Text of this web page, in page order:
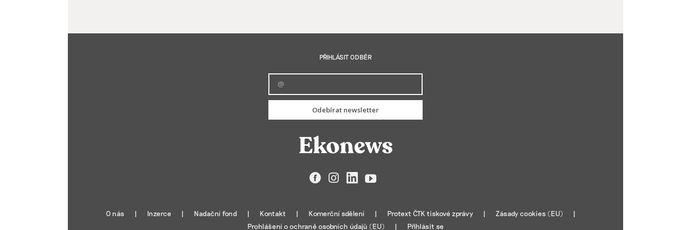
PŘIHLÁSIT ODBĚR
Odebírat newsletter
FacebookInstagramLinkedIn
YouTube
O nás Inzerce Nadační fond Kontakt Komerční sdělení Protext ČTK tiskové zprávy
Zásady cookies (EU)
Prohlášení o ochraně osobních údajů (EU)
Přihlásit se